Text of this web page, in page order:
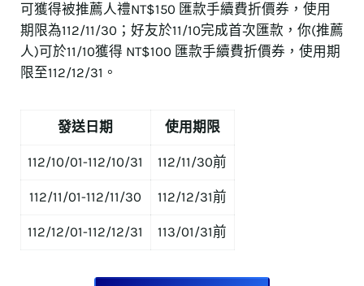
可獲得被推薦人禮NT$150 匯款手續費折價券，使用
期限為112/11/30；好友於11/10完成首次匯款，你(推薦
人)可於11/10獲得 NT$100 匯款手續費折價券，使用期
限至112/12/31。
發送日期 使用期限
112/10/01-112/10/31 112/11/30前
112/11/01-112/11/30 112/12/31前
112/12/01-112/12/31 113/01/31前